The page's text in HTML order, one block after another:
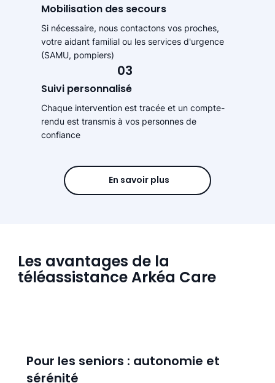
Les avantages de la
téléassistance Arkéa Care
Pour les seniors : autonomie et
sérénité
Mobilisation des secours
Si nécessaire, nous contactons vos proches,
votre aidant familial ou les services d'urgence
(SAMU, pompiers)
03
Suivi personnalisé
Chaque intervention est tracée et un compte-
rendu est transmis à vos personnes de
confiance
En savoir plus